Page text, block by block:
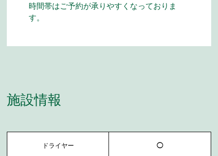
時間帯はご予約が承りやすくなっておりま
す。
施設情報
ドライヤー ◯